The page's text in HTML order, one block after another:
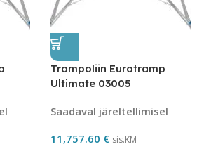
Trampoliin Eurotramp
Ultimate 03005
Saadaval järeltellimisel
11,757.60 € sis.KM